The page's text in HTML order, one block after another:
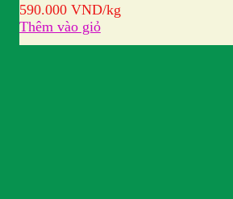
590.000 VND/kg
Thêm vào giỏ